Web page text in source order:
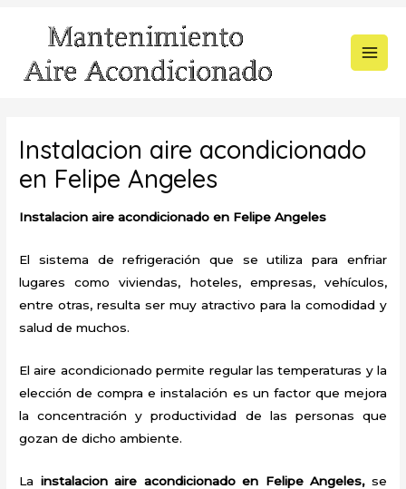
contenido
Instalacion aire acondicionado
en Felipe Angeles
Instalacion aire acondicionado en Felipe Angeles
El sistema de refrigeración que se utiliza para enfriar
lugares como viviendas, hoteles, empresas, vehículos,
entre otras, resulta ser muy atractivo para la comodidad y
salud de muchos.
El aire acondicionado permite regular las temperaturas y la
elección de compra e instalación es un factor que mejora
la concentración y productividad de las personas que
gozan de dicho ambiente.
La instalacion aire acondicionado en Felipe Angeles,se